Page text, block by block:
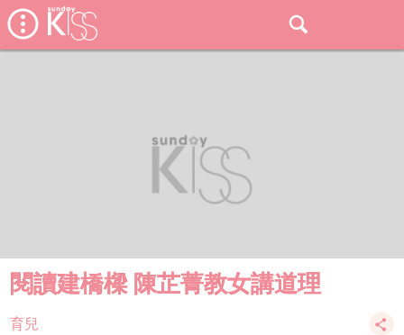
閱讀建橋樑 陳芷菁教女講道理
育兒